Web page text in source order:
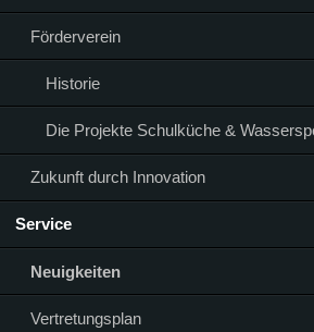
Förderverein
Historie
Die Projekte Schulküche &
Zukunft durch Innovation
Service
Neuigkeiten
Vertretungsplan